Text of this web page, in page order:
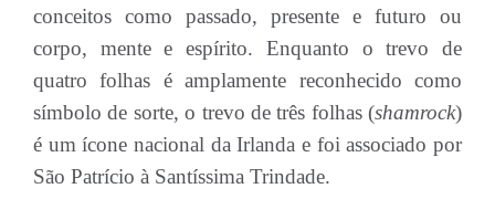
conceitos como passado, presente e futuro ou
corpo, mente e espírito. Enquanto o trevo de
quatro folhas é amplamente reconhecido como
símbolo de sorte, o trevo de três folhas (shamrock)
é um ícone nacional da Irlanda e foi associado por
São Patrício à Santíssima Trindade.